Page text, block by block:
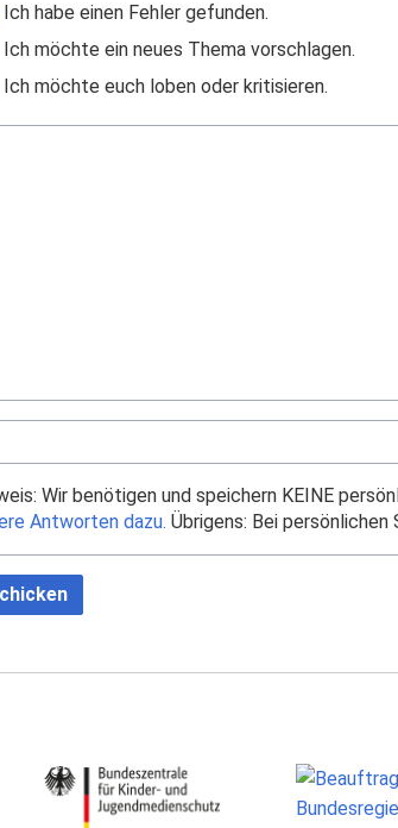
Ich habe einen Fehler gefunden.
Ich möchte ein neues Thema vorschlagen.
Ich möchte euch loben oder kritisieren.
Wir benötigen und speichern KEINE
Antworten dazu. Übrigens: Bei